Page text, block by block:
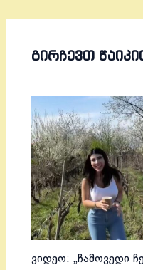
ᲒᲘᲠᲩᲔᲕᲗ
ვიდეო: „ჩამოვედი